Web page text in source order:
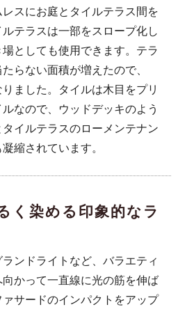
スにお庭とタイルテラス間を
テラスは一部をスロープ化し
としても使用できます。テラ
らない面積が増えたので、
ました。タイルは木目をプリ
なので、ウッドデッキのよう
イルテラスのローメンテナン
縮されています。
く染める印象的なラ
ンドライトなど、バラエティ
かって一直線に光の筋を伸ば
サードのインパクトをアップ